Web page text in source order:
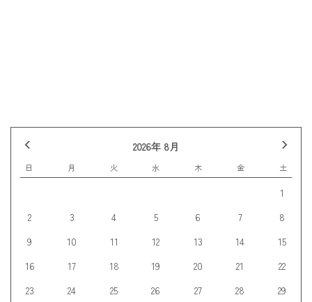
2026年 8月
日 月 火 水 木 金 土
1
2
3 4 5 6 7
8
9
10 11 12 13 14
15
16
17 18 19 20 21
22
23
24 25 26 27 28
29